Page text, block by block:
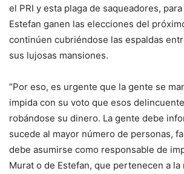
el PRI y esta plaga de saqueadores,
Estefan ganen las elecciones del
continúen cubriéndose las espaldas
sus lujosas mansiones.
“Por eso, es urgente que la gente se
impida con su voto que esos
robándose su dinero. La gente debe
sucede al mayor número de personas,
debe asumirse como responsable de
Murat o de Estefan, que pertenecen a la